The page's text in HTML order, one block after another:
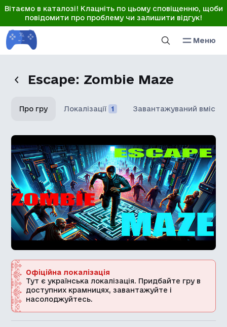
Вітаємо в каталозі! Клацніть по цьому сповіщенню, щоби
повідомити про проблему чи залишити відгук!
Меню
Escape: Zombie Maze
Про гру Локалізації 1 Завантажуваний вміст
Офіційна локалізація
Тут є українська локалізація. Придбайте гру в
доступних крамницях, завантажуйте і
насолоджуйтесь.